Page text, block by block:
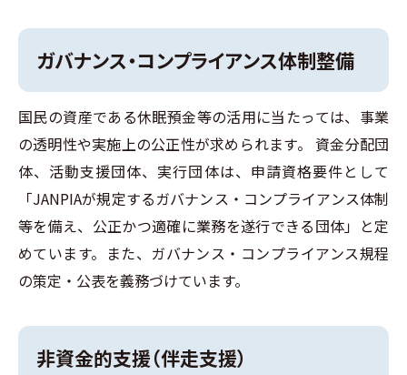
ガバナンス・コンプライアンス体制整備
国民の資産である休眠預金等の活用に当たっては、事業
の透明性や実施上の公正性が求められます。 資金分配団
体、活動支援団体、実行団体は、申請資格要件として
「JANPIAが規定するガバナンス・コンプライアンス体制
等を備え、公正かつ適確に業務を遂行できる団体」と定
めています。また、ガバナンス・コンプライアンス規程
の策定・公表を義務づけています。
非資金的支援（伴走支援）